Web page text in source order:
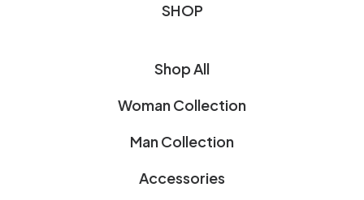
SHOP
Shop All
Woman Collection
Man Collection
Accessories